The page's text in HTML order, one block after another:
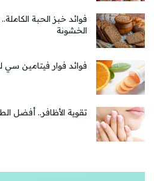
فوائد خبز الحبة
الخشونة
فوائد فوار فيتامين
تقوية الأظافر.. أفضل